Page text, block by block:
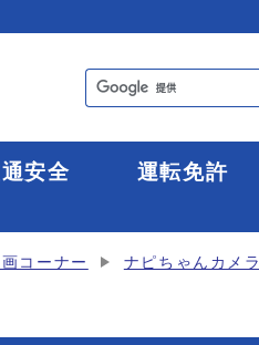
安全 運転免許
コーナー ナピちゃんカメラ